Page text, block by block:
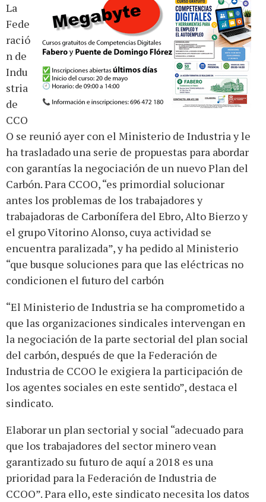
La
Fede
ració
n de
Indu
stria
de
CCO
O se reunió ayer con el Ministerio de Industria y le
ha trasladado una serie de propuestas para abordar
con garantías la negociación de un nuevo Plan del
Carbón. Para CCOO, “es primordial solucionar
antes los problemas de los trabajadores y
trabajadoras de Carbonífera del Ebro, Alto Bierzo y
el grupo Vitorino Alonso, cuya actividad se
encuentra paralizada”, y ha pedido al Ministerio
“que busque soluciones para que las eléctricas no
condicionen el futuro del carbón
“El Ministerio de Industria se ha comprometido a
que las organizaciones sindicales intervengan en
la negociación de la parte sectorial del plan social
del carbón, después de que la Federación de
Industria de CCOO le exigiera la participación de
los agentes sociales en este sentido”, destaca el
sindicato.
Elaborar un plan sectorial y social “adecuado para
que los trabajadores del sector minero vean
garantizado su futuro de aquí a 2018 es una
prioridad para la Federación de Industria de
CCOO”. Para ello, este sindicato necesita los datos